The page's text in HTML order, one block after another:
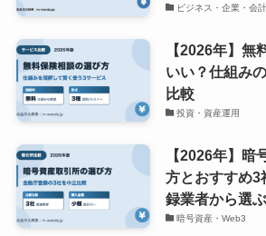
ビジネス・企業・会計
【2026年】無
いい？仕組み
比較
投資・資産運用
【2026年】暗
方とおすすめ3
録業者から選ぶ
暗号資産・Web3